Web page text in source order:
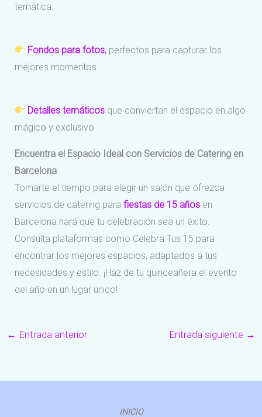
temática.
Fondos para fotos,perfectos para capturar los
mejores momentos.
Detalles temáticosque conviertan el espacio en algo
mágico y exclusivo
Encuentra el Espacio Ideal con Servicios de Catering en
Barcelona
Tomarte el tiempo para elegir un salón que ofrezca
servicios de catering para fiestas de 15 añosen
Barcelona hará que tu celebración sea un éxito.
Consulta plataformas como Celebra Tus 15 para
encontrar los mejores espacios, adaptados a tus
necesidades y estilo. ¡Haz de tu quinceañera el evento
del año en un lugar único!
← Entrada anterior Entrada siguiente →
INICIO